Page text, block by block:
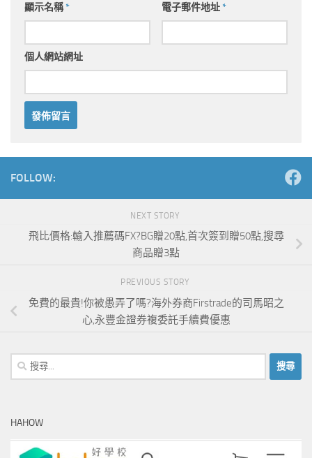
顯示名稱* 電子郵件地址*
個人網站網址
FOLLOW:
NEXT STORY
飛比價格:輸入推薦碼FX?BG贈20點,首次簽到贈50點,搜尋
商品贈3點
PREVIOUS STORY
免費的最貴!你被愚弄了嗎?海外券商Firstrade的司馬昭之
心,永豐金證券複委託手續費優惠
搜
尋
字:
HAHOW